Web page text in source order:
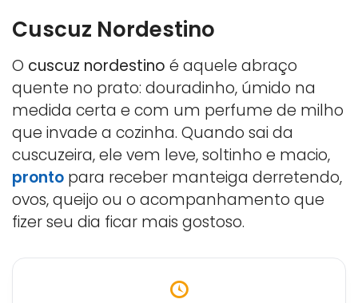
Cuscuz Nordestino
O cuscuz nordestino é aquele abraço
quente no prato: douradinho, úmido na
medida certa e com um perfume de milho
que invade a cozinha. Quando sai da
cuscuzeira, ele vem leve, soltinho e macio,
pronto para receber manteiga derretendo,
ovos, queijo ou o acompanhamento que
fizer seu dia ficar mais gostoso.